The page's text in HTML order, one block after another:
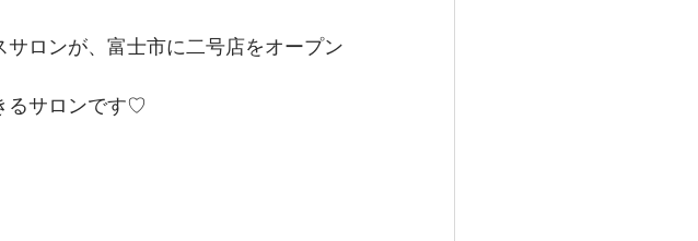
ロンが、富士市に二号店をオープン
るサロンです♡